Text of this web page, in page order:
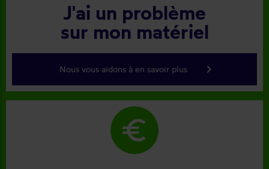
J'ai un problème
sur mon matériel
Nous vous aidons à en savoir plus keyboard_arrow_right
euro